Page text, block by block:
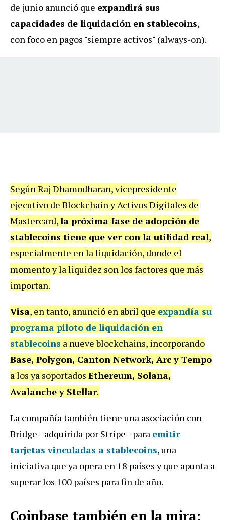
de junio anunció que expandirá sus
capacidades de liquidación en stablecoins,
con foco en pagos "siempre activos" (always-on).
Según Raj Dhamodharan, vicepresidente
ejecutivo de Blockchain y Activos Digitales de
Mastercard,la próxima fase de adopción de
stablecoins tiene que ver con la utilidad real,
especialmente en la liquidación, donde el
momento y la liquidez son los factores que más
importan.
Visa, en tanto, anunció en abril que expandía su
programa piloto de liquidación en
stablecoins a nueve blockchains, incorporando
Base, Polygon, Canton Network, Arc y Tempo
a los ya soportados Ethereum, Solana,
Avalanche y Stellar.
La compañía también tiene una asociación con
Bridge –adquirida por Stripe– para emitir
tarjetas vinculadas a stablecoins, una
iniciativa que ya opera en 18 países y que apunta a
superar los 100 países para fin de año.
Coinbase también en la mira: